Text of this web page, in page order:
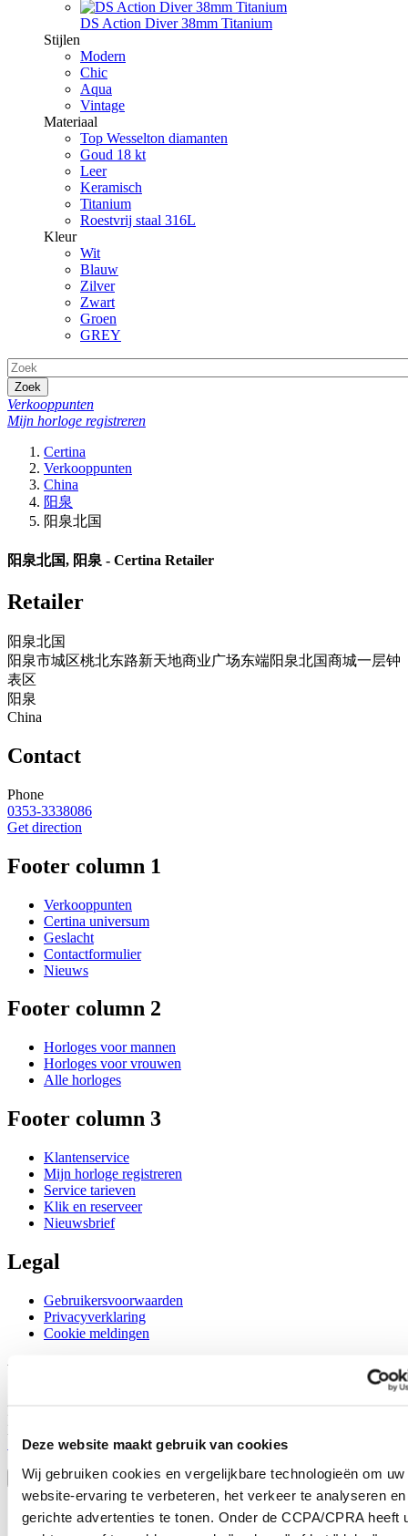
Deze website maakt gebruik van cookies
Wij gebruiken cookies en vergelijkbare technologieën om uw
website-ervaring te verbeteren, het verkeer te analyseren en
gerichte advertenties te tonen. Onder de CCPA/CPRA heeft
DS Action Diver 38mm Titanium
Stijlen
Modern
Chic
Aqua
Vintage
Materiaal
Top Wesselton diamanten
Goud 18 kt
Leer
Keramisch
Titanium
Roestvrij staal 316L
Kleur
Wit
Blauw
Zilver
Zwart
Groen
GREY
Zoek
Verkooppunten
Mijn horloge registreren
Certina
Verkooppunten
China
阳泉
阳泉北国
阳泉北国, 阳泉 - Certina Retailer
Retailer
阳泉北国
阳泉市城区桃北东路新天地商业广场东端阳泉北国商城一层钟
表区
阳泉
China
Contact
Phone
0353-3338086
Get direction
Footer column 1
Verkooppunten
Certina universum
Geslacht
Contactformulier
Nieuws
Footer column 2
Horloges voor mannen
Horloges voor vrouwen
Alle horloges
Footer column 3
Klantenservice
Mijn horloge registreren
Service tarieven
Klik en reserveer
Nieuwsbrief
Legal
Gebruikersvoorwaarden
Privacyverklaring
Cookie meldingen
Word lid van de CERTINA club
Meld je aan en ontvang exclusieve aanbiedingen en
productrecensies
Schrijf je in!
Taalkeuze
Austria